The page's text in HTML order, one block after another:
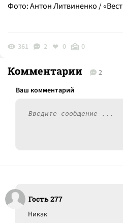
Фото: Антон Литвиненко /
361 2 0 0
Комментарии 2
Гость 277
Никак